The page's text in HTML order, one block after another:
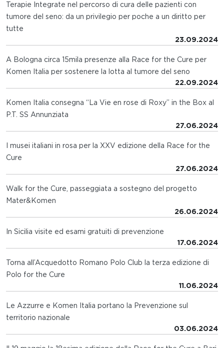
Terapie Integrate nel percorso di cura delle pazienti con
tumore del seno: da un privilegio per poche a un diritto per
tutte
23.09.2024
A Bologna circa 15mila presenze alla Race for the Cure per
Komen Italia per sostenere la lotta al tumore del seno
22.09.2024
Komen Italia consegna “La Vie en rose di Roxy” in the Box al
P.T. SS Annunziata
27.06.2024
I musei italiani in rosa per la XXV edizione della Race for the
Cure
27.06.2024
Walk for the Cure, passeggiata a sostegno del progetto
Mater&Komen
26.06.2024
In Sicilia visite ed esami gratuiti di prevenzione
17.06.2024
Torna all’Acquedotto Romano Polo Club la terza edizione di
Polo for the Cure
11.06.2024
Le Azzurre e Komen Italia portano la Prevenzione sul
territorio nazionale
03.06.2024